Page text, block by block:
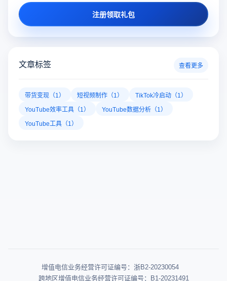
注册领取礼包
文章标签 查看更多
带货变现（1） 短视频制作（1）
TikTok冷启动（1）
YouTube效率工具（1）
YouTube数据分析（1）
YouTube工具（1）
增值电信业务经营许可证编号：浙B2-20230054
跨地区增值电信业务经营许可证编号：B1-20231491